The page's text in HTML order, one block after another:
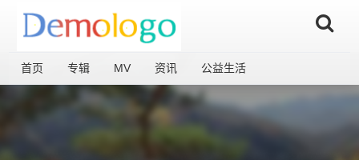
首页 专辑 MV 资讯 公益生活